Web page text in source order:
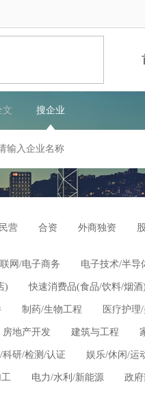
文 搜企业
民营 合资 外商独资
网/电子商务 电子技术/半导
) 快速消费品(食品/饮料/烟酒
制药/生物工程 医疗护理
房地产开发 建筑与工程
科研/检测/认证 娱乐/休闲/运
电力/水利/新能源 政